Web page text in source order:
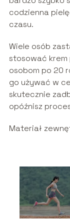
codzienna
czasu.
Wiele osób
stosować krem
osobom po 20
go używać w
skutecznie
opóźnisz
Materiał